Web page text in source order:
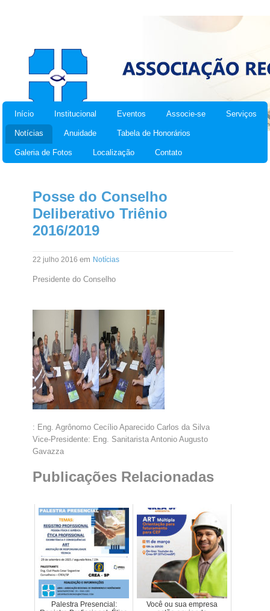
Início Institucional Eventos Associe-se Serviços
Notícias Anuidade Tabela de Honorários
Galeria de Fotos Localização Contato
Posse do Conselho
Deliberativo Triênio
2016/2019
22 julho 2016 em Notícias
Presidente do Conselho
: Eng. Agrônomo Cecílio Aparecido Carlos da Silva
Vice-Presidente: Eng. Sanitarista Antonio Augusto
Gavazza
Publicações Relacionadas
Palestra Presencial:
Você ou sua empresa